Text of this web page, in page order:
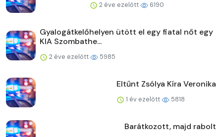
2 éve ezelőtt 6190
Gyalogátkelőhelyen ütött el egy fiatal nőt egy
KIA Szombathe...
2 éve ezelőtt 5985
Eltűnt Zsólya Kíra Veronika
1 év ezelőtt 5818
Barátkozott, majd rabolt